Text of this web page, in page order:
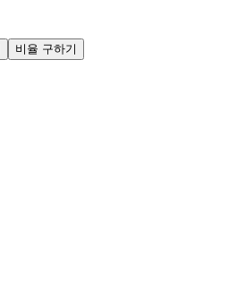
비율 구하기